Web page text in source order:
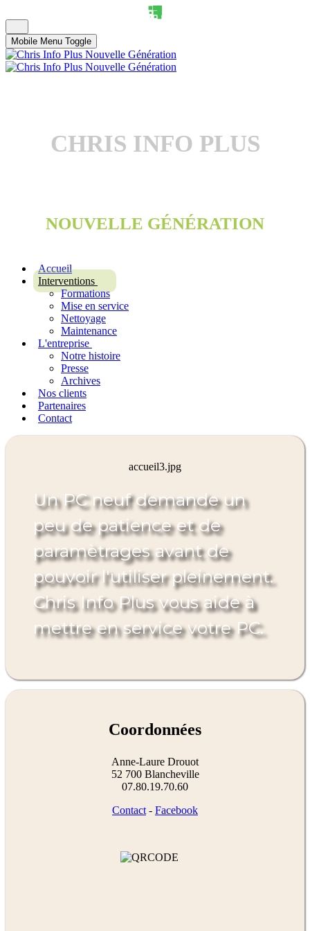
Mobile Menu Toggle
CHRIS INFO PLUS
NOUVELLE GÉNÉRATION
Accueil
Interventions
Formations
Mise en service
Nettoyage
Maintenance
L'entreprise
Notre histoire
Presse
Archives
Nos clients
Partenaires
Contact
accueil3.jpg
Un PC neuf demande un
peu de patience et de
paramètrages avant de
pouvoir l'utiliser pleinement.
Chris Info Plus vous aide à
mettre en service votre PC.
Coordonnées
Anne-Laure Drouot
52 700 Blancheville
07.80.19.70.60
Contact - Facebook